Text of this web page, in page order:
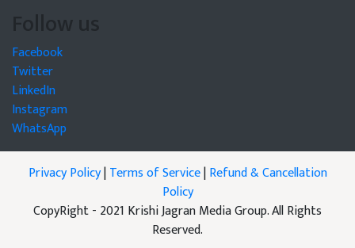
Follow us
Facebook
Twitter
LinkedIn
Instagram
WhatsApp
Privacy Policy|Terms of Service|Refund & Cancellation
Policy
CopyRight - 2021 Krishi Jagran Media Group. All Rights
Reserved.